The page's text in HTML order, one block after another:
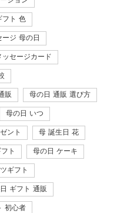
フト 色
ジ 母の日
セージカード
販 母の日 通販 選び方
母の日 いつ
ント 母 誕生日 花
ト 母の日 ケーキ
ギフト
ギフト 通販
初心者